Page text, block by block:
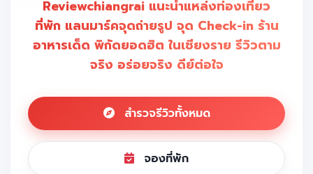
Reviewchiangrai แนะนำแหล่งท่องเที่ยว
ที่พัก แลนมาร์คจุดถ่ายรูป จุด Check-in ร้าน
อาหารเด็ด พิกัดยอดฮิต ในเชียงราย รีวิวตาม
จริง อร่อยจริง ดีย์ต่อใจ
สำรวจรีวิวทั้งหมด
จองที่พัก